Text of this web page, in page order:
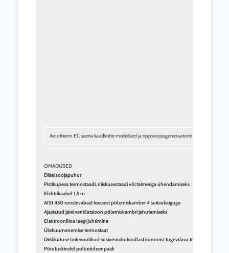
Diislikütuse toitevoolikud süsivesinikukindlast kummist tugevdava tekstiilist
Kütusepaagi tühjenduskork
Elektriline juhtpaneel
KASUTUSVALDKONNAD
Biemmedue EC 85 - Diiselkütteseade
DIISEL SOOJAPUHUR TEHNILISED
Tehnilised andmed